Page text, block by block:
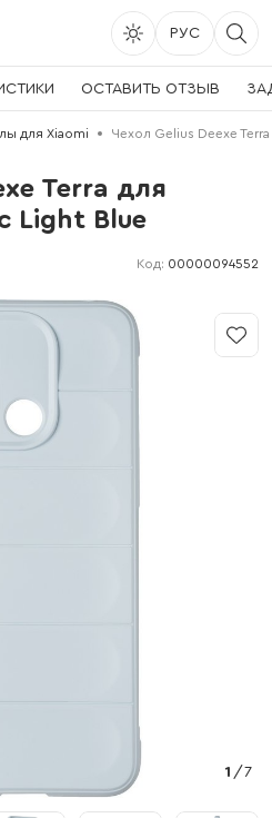
РУС
ОСТАВИТЬ ОТЗЫВ
для Xiaomi Чехол Gelius Deexe
Terra для
Light Blue
Код: 00000094552
1 /7